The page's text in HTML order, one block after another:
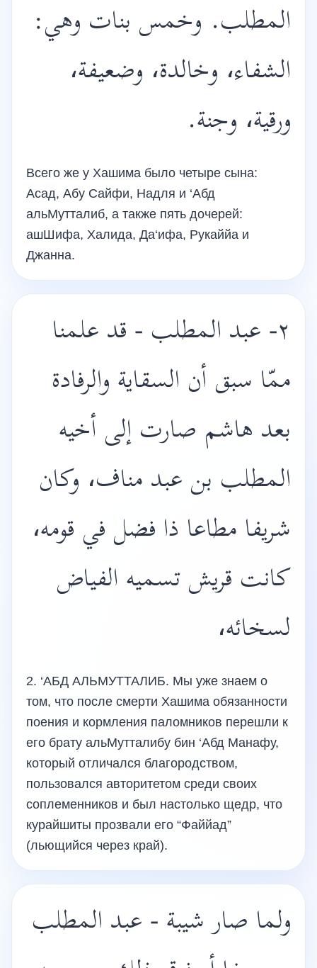
المطلب. وخمس بنات وهي:
الشفاء، وخالدة، وضعيفة،
ورقية، وجنة.
Всего же у Хашима было четыре сына:
Асад, Абу Сайфи, Надля и ‘Абд
альМутталиб, а также пять дочерей:
ашШифа, Халида, Да‘ифа, Рукаййа и
Джанна.
٢- عبد المطلب - قد علمنا
ممّا سبق أن السقاية والرفادة
بعد هاشم صارت إلى أخيه
المطلب بن عبد مناف، وكان
شريفا مطاعا ذا فضل في قومه،
كانت قريش تسميه الفياض
لسخائه،
2. ‘АБД АЛЬМУТТАЛИБ. Мы уже знаем о
том, что после смерти Хашима обязанности
поения и кормления паломников перешли к
его брату альМутталибу бин ‘Абд Манафу,
который отличался благородством,
пользовался авторитетом среди своих
соплеменников и был настолько щедр, что
курайшиты прозвали его “Файйад”
(льющийся через край).
ولما صار شيبة - عبد المطلب